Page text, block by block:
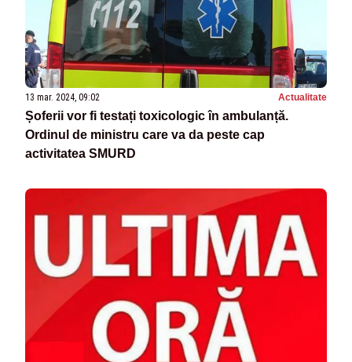
13 mar. 2024, 09:02 Actualitate
Șoferii vor fi testați toxicologic în ambulanță.
Ordinul de ministru care va da peste cap
activitatea SMURD